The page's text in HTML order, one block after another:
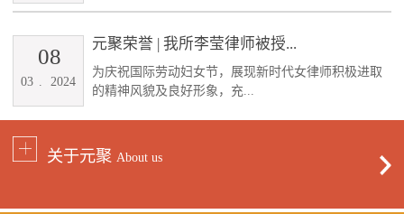
元聚荣誉 | 我所李莹律师被授...
为庆祝国际劳动妇女节，展现新时代女律师积极进取
的精神风貌及良好形象，充...
03 2024
08
关于元聚 About us